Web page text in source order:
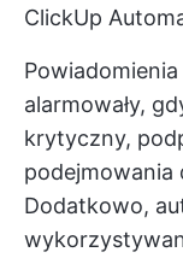
ClickUp
alarmowały,
krytyczny,
podejmowania
Dodatkowo,